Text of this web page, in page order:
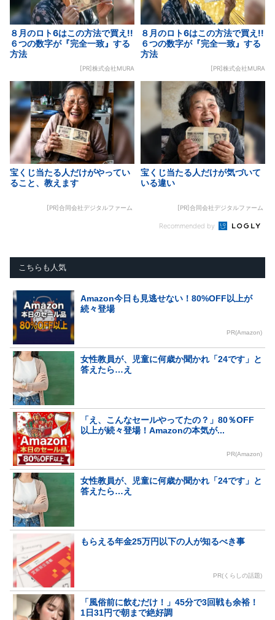
８月のロト6はこの方法で買え!!
６つの数字が『完全一致』する
方法
[PR]株式会社MURA
８月のロト6はこの方法で買え!!
６つの数字が『完全一致』する
方法
[PR]株式会社MURA
宝くじ当たる人だけがやってい
ること、教えます
[PR]合同会社デジタルファーム
宝くじ当たる人だけが気づいて
いる違い
[PR]合同会社デジタルファーム
Recommended by
こちらも人気
Amazon今日も見逃せない！80%OFF以上が
続々登場
PR(Amazon)
女性教員が、児童に何歳か聞かれ「24です」と
答えたら…え
「え、こんなセールやってたの？」80％OFF
以上が続々登場！Amazonの本気が...
PR(Amazon)
女性教員が、児童に何歳か聞かれ「24です」と
答えたら…え
もらえる年金25万円以下の人が知るべき事
PR(くらしの話題)
「風俗前に飲むだけ！」45分で3回戦も余裕！
1日31円で朝まで絶好調